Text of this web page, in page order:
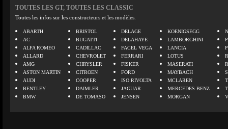
TOUTES LES GT, TOUTES LES CLASSIC
Toutes les infos sur les constructeurs et les modèles.
ABARTH
AC
ALFA ROMEO
ALLARD
AMG
ASTON MARTIN
AUDI
BENTLEY
BMW
BRISTOL
BUGATTI
CADILLAC
CHEVROLET
CHRYSLER
CITROEN
COOPER
DAIMLER
DE TOMASO
DELAGE
DELAHAYE
FACEL VEGA
FERRARI
FISKER
FORD
ISO RIVOLTA
JAGUAR
JENSEN
KOENIGSEGG
LAMBORGHINI
LANCIA
LOTUS
MASERATI
MAYBACH
MCLAREN
MERCEDES BENZ
MORGAN